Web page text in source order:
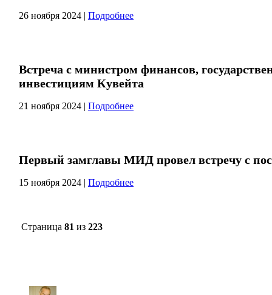
26 ноября 2024 | Подробнее
Встреча с министром финансов,
инвестициям Кувейта
21 ноября 2024 | Подробнее
Первый замглавы МИД провел встречу с
15 ноября 2024 | Подробнее
Страница 81 из 223